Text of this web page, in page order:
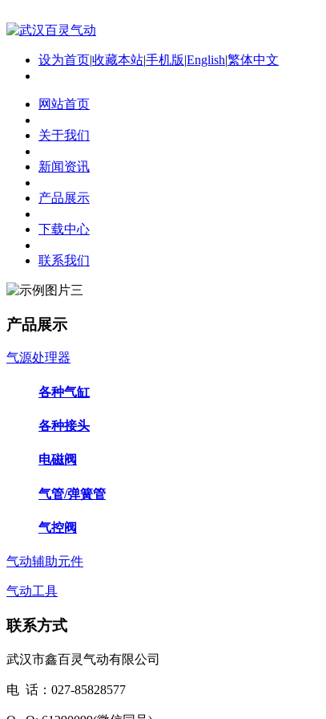
设为首页|收藏本站|手机版|English|繁体中文
网站首页
关于我们
新闻资讯
产品展示
下载中心
联系我们
产品展示
气源处理器
各种气缸
各种接头
电磁阀
气管/弹簧管
气控阀
气动辅助元件
气动工具
联系方式
武汉市鑫百灵气动有限公司
电 话：027-85828577